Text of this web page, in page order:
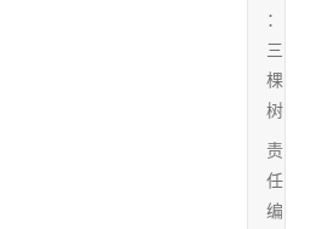
：
三
棵
树
责
任
编